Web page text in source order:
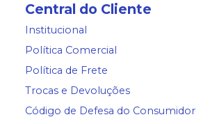
Central do Cliente
Institucional
Política Comercial
Política de Frete
Trocas e Devoluções
Código de Defesa do Consumidor